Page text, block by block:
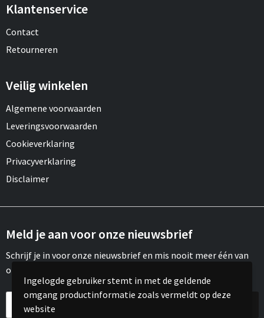
Reistassensets
Draagtassen
Papieren tassen
Strandtassen
Waterbestendige tassen
Klantenservice
Contact
Retourneren
Veilig winkelen
Algemene voorwaarden
Leveringsvoorwaarden
Cookieverklaring
Privacyverklaring
Disclaimer
Meld je aan voor onze nieuwsbrief
Schrijf je in voor onze nieuwsbrief en mis nooit meer één van
onze leuke aanbiedingen of updates.
Ingelogde gebruiker stemt in met de geldende
omgang productinformatie zoals vermeldt op deze
website